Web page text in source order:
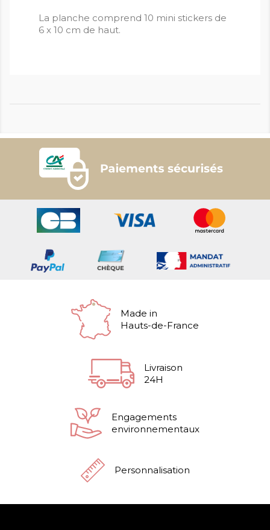
La planche comprend 10 mini stickers de
6 x 10 cm de haut.
Made in
Hauts-de-France
Livraison
24H
Engagements
environnementaux
Personnalisation